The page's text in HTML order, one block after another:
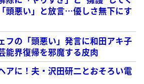
頭悪い」と放言…優しさ無下にす
の「頭悪い」発言に和田アキ子
界復帰を邪魔する皮肉
アに！夫・沢田研二とおそろい電